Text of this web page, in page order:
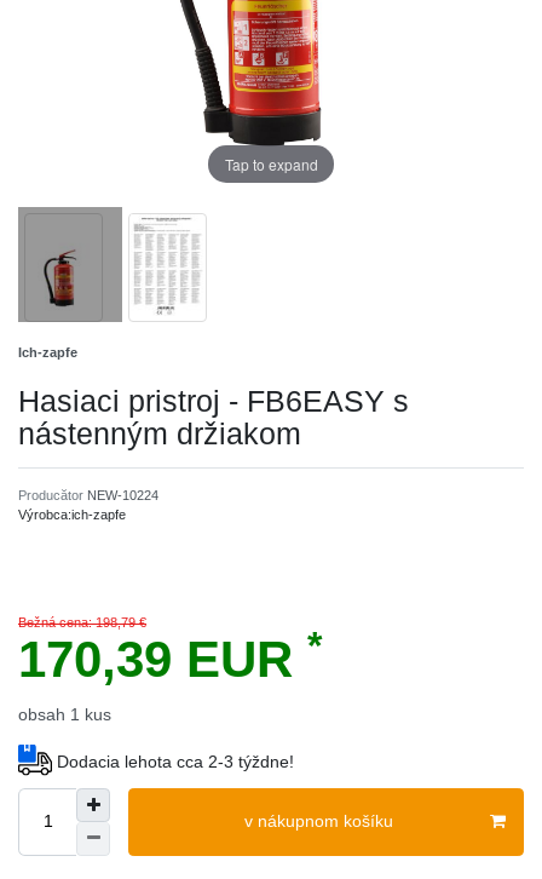
Tap to expand
Ich-zapfe
Hasiaci pristroj - FB6EASY s
nástenným držiakom
Producător NEW-10224
Výrobca:ich-zapfe
Bežná cena: 198,79 €
170,39 EUR *
obsah 1 kus
Dodacia lehota cca 2-3 týždne!
v nákupnom košíku